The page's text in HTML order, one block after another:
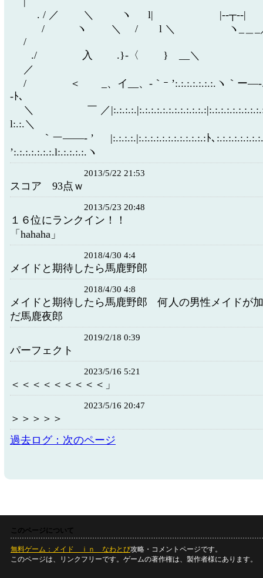
. / ／ ＼ ヽ l| |-‐┬‐-|
/ ヽ ＼ / l ＼ ヽ_
/
./ 入 .}‐〈 }
／
/ ＜ _、イ__、-｀ｰ ’:.:.:.:.:.:.:.ヽ｀ー
‐ﾄ､
＼ ￣ ／
l:.:.＼
｀ー――‐ ’ |:.:.:.:.|:.:.:.:.:.:.:.:.:.:.:.:ﾄ､
’:.:.:.:.:.:.:.l:.:.:.:.:.ヽ
2013/5/22 21:53
スコア 93点ｗ
2013/5/23 20:48
１６位にランクイン！！
「hahaha」
2018/4/30 4:4
メイドと期待したら馬鹿野郎
2018/4/30 4:8
メイドと期待したら馬鹿野郎 何人の男性メイドが
だ馬鹿夜郎
2019/2/18 0:39
パーフェクト
2023/5/16 5:21
＜＜＜＜＜＜＜＜＜」
2023/5/16 20:47
＞＞＞＞＞
過去ログ：次のページ
このページについて
無料ゲーム：メイド ｉｎ なわとび攻略・コメントページです。
このページは、リンクフリーです。ゲームの著作権は、製作者様にあります。